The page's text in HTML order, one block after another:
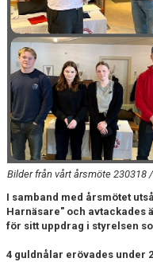
Bilder från vårt årsmöte 230318
I samband med årsmötet
Harnäsare" och avtackades
för sitt uppdrag i styrelsen
4 guldnålar erövades under